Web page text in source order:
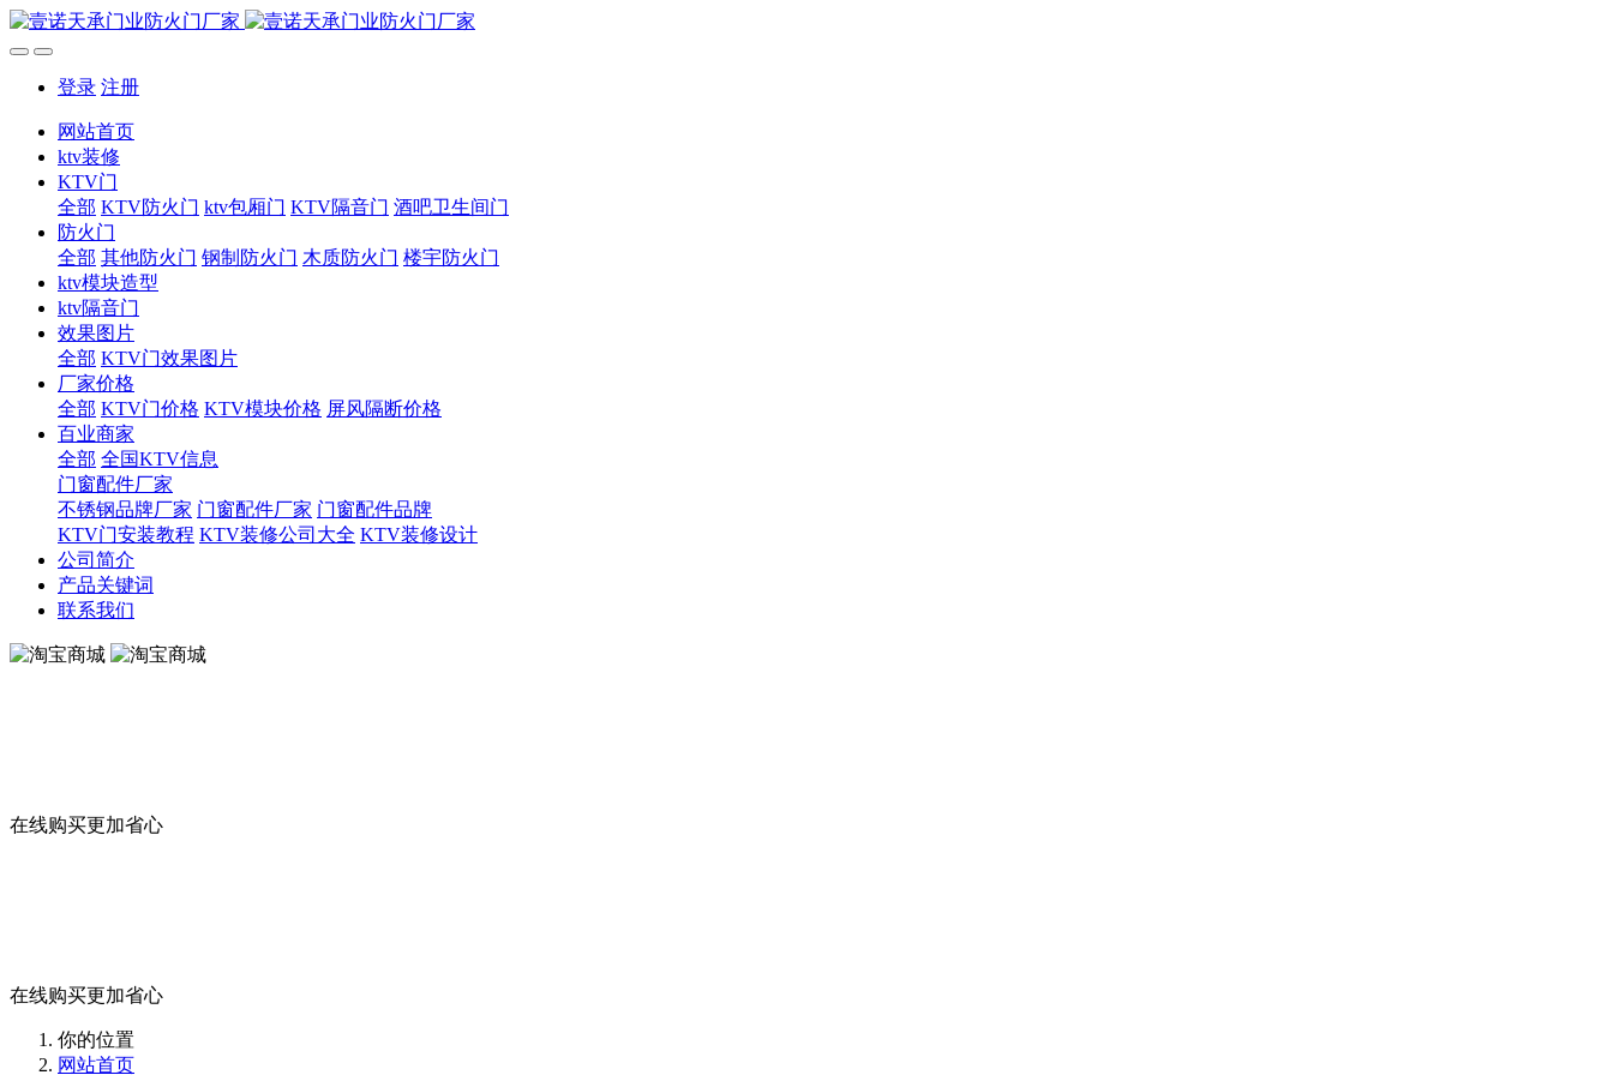
登录 注册
网站首页
ktv装修
KTV门
全部 KTV防火门 ktv包厢门 KTV隔音门 酒吧卫生间门
防火门
全部 其他防火门 钢制防火门 木质防火门 楼宇防火门
ktv模块造型
ktv隔音门
效果图片
全部 KTV门效果图片
厂家价格
全部 KTV门价格 KTV模块价格 屏风隔断价格
百业商家
全部 全国KTV信息
门窗配件厂家
不锈钢品牌厂家 门窗配件厂家 门窗配件品牌
KTV门安装教程 KTV装修公司大全 KTV装修设计
公司简介
产品关键词
联系我们
在线购买更加省心
在线购买更加省心
你的位置
网站首页